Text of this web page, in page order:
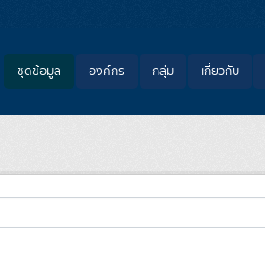
ชุดข้อมูล องค์กร กลุ่ม เกี่ยวกับ